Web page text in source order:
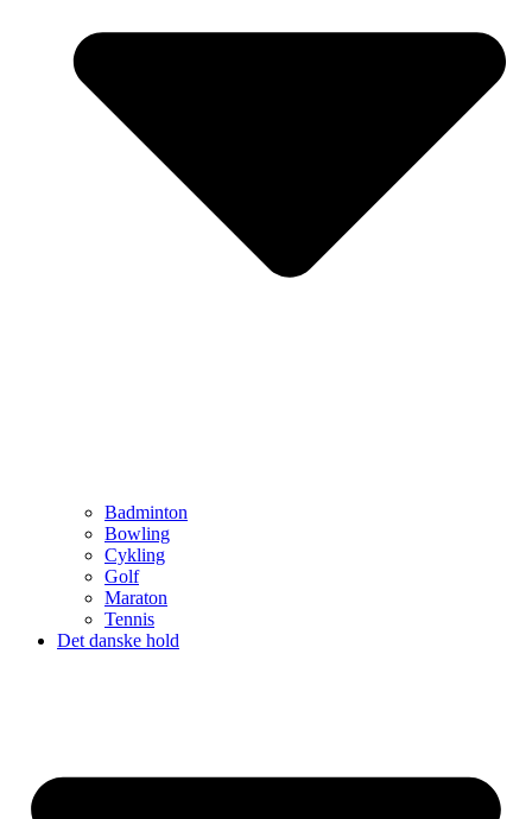
Badminton
Bowling
Cykling
Golf
Maraton
Tennis
Det danske hold